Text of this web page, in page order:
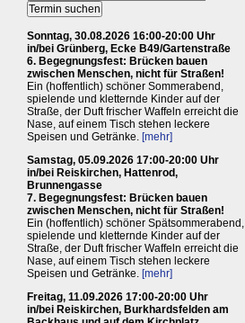
Sonntag, 30.08.2026 16:00-20:00 Uhr
in/bei Grünberg, Ecke B49/Gartenstraße
6. Begegnungsfest: Brücken bauen
zwischen Menschen, nicht für Straßen!
Ein (hoffentlich) schöner Sommerabend,
spielende und kletternde Kinder auf der
Straße, der Duft frischer Waffeln erreicht die
Nase, auf einem Tisch stehen leckere
Speisen und Getränke. [mehr]
Samstag, 05.09.2026 17:00-20:00 Uhr
in/bei Reiskirchen, Hattenrod,
Brunnengasse
7. Begegnungsfest: Brücken bauen
zwischen Menschen, nicht für Straßen!
Ein (hoffentlich) schöner Spätsommerabend,
spielende und kletternde Kinder auf der
Straße, der Duft frischer Waffeln erreicht die
Nase, auf einem Tisch stehen leckere
Speisen und Getränke. [mehr]
Freitag, 11.09.2026 17:00-20:00 Uhr
in/bei Reiskirchen, Burkhardsfelden am